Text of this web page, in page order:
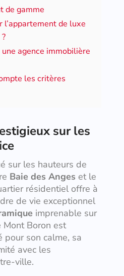
de gamme
l’appartement de luxe
agence immobilière
les critères
sur les
sur les hauteurs de
Baie des Anges et le
résidentiel offre à
de vie exceptionnel
imprenable sur
Boron est
pour son calme, sa
avec les
ville.